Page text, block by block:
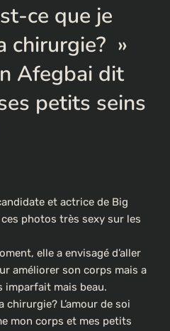
ce que je
chirurgie? »
Afegbai dit
petits seins
et actrice de Big
photos très sexy sur les
elle a envisagé d’aller
améliorer son corps mais a
imparfait mais beau.
L’amour de soi
mon corps et mes petits